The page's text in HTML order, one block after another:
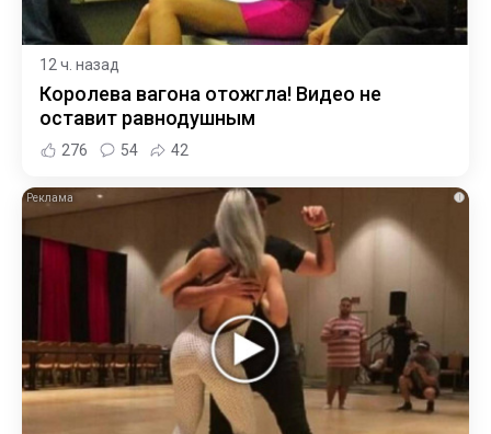
12 ч. назад
Королева вагона отожгла! Видео не
оставит равнодушным
276 54 42
i